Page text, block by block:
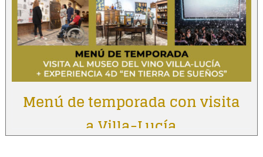
Menú de temporada con visita
a Villa-Lucía